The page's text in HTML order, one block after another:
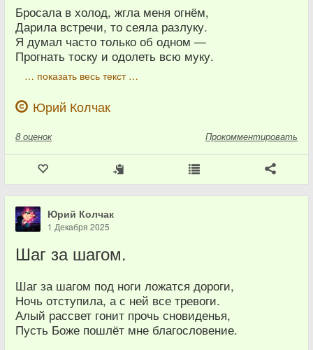
Бросала в холод, жгла меня огнём,
Дарила встречи, то сеяла разлуку.
Я думал часто только об одном —
Прогнать тоску и одолеть всю муку.
… показать весь текст …
Юрий Колчак
8 оценок Прокомментировать
Юрий Колчак
1 Декабря 2025
Шаг за шагом.
Шаг за шагом под ноги ложатся дороги,
Ночь отступила, а с ней все тревоги.
Алый рассвет гонит прочь сновиденья,
Пусть Боже пошлёт мне благословение.